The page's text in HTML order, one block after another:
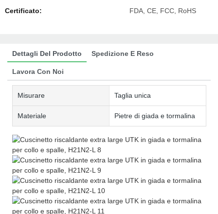
Certificato:
FDA, CE, FCC, RoHS
Dettagli Del Prodotto Spedizione E Reso
Lavora Con Noi
Misurare Taglia unica
Materiale Pietre di giada e tormalina